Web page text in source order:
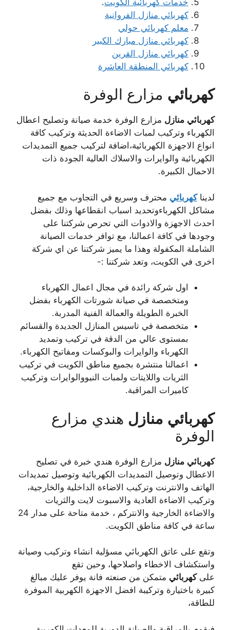
كهربائي منازل الفروانية
معلم كهربائي حولي
كهربائي منازل مبارك الكبير
كهربائي منازل القرين
كهربائي المنطقة العاشرة
كهربائي مزارع الوفرة
كهربائي منازل مزارع الوفرة خدمة صيانة وتصليح اعطال
الكهرباء وتركيب لمبات الاضاءة الحديثة وتركيب كافة
انواع الاجهزة الكهربائية،اضافة لتركيب جميع التمديدات
الكهربائية والوايرات والاسلاك العالية الجودة ذات
الاحمال الكبيرة.
لديناكهربائي محترف وسريع في التجاوب مع جميع
مشاكل الكهرباءوتحديد اسباب انقطاعها وذلك بفضل
احدث الاجهزة والادوات التي تحرص شركتنا على
وجودها في كافة اعمالنا، مع توافر خدمات الصيانة
الشاملة المكفولة وهذا ما يميز شركتنا عن اي شركة
اخرى في الكويت، وتعد شركتنا :-
اول شركة رائدة في مجال اعمال الكهرباء
ومتخصصة في صيانة شورتات الكهرباء بفضل
الخبرة الطويلة والعمالة الفنية المدربة.
متخصصة في تاسيس المنازل الجديدة والقسائم
بمستوى عالي من الدقة في تركيب وتمديد
الكهرباء والوايرات والبوكسات ومفاتيح الكهرباء.
اعمالنا منتشرة بجميع مناطق الكويت في تركيب
الثريات واللايتات ولمبات النيووالوايرات وتركيب
كاميرات المراقبة.
كهربائي منازل هندي مزارع
الوفرة
كهربائي منازل مزارع الوفرة هندي خبرة في تصليح
الاعطال وتوصيل التمديدات الكهربائية وتوصيل تمديدات
الهاتف والانترنت وتركيب الاضاءة الداخلية والخارجية،
وتركيب الاضاءة العادية والاسبوت لايت والثريات
والاضاءة الخارجية والانتركم ، خدمة متاحة على مدار 24
ساعة في كافة مناطق الكويت.
وتقع على عاتق الكهربائي مسؤلية انشاء وتركيب وصيانة
واستكشاف الاخطاء واصلاحها، وحين تقع
علىكهربائي متمكن من صنعته فانة يوفر عليك مبالغ
كبيرة باختيارة وتركيبة افضل الاجهزة الكهربية الموفرة
للطاقة،